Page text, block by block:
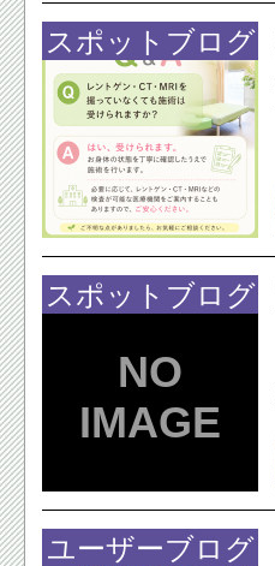
スポットブログ
スポットブログ
ユーザーブログ